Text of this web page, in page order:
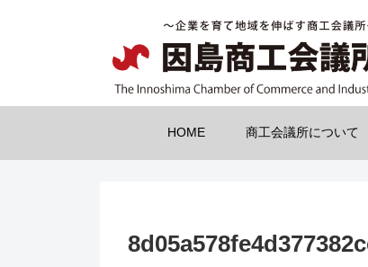
HOME 商工会議所について